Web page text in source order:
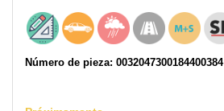
Número de pieza: 0032047300184400384